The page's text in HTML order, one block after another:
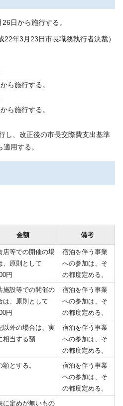
日から施行する。
年3月23日市長職務執行者決裁）
ら施行する。
ら施行する。
し、改正後の市長交際費支出基準
用する。
金額 備考
店等での開催の場
、原則として
円
宿泊を伴う事業
への参加は、そ
の都度定める。
施設等での開催の
は、原則として
円
宿泊を伴う事業
への参加は、そ
の都度定める。
以外の場合は、実
相当する額
宿泊を伴う事業
への参加は、そ
の都度定める。
額とする。
宿泊を伴う事業
への参加は、そ
の都度定める。
に定めが無いもの